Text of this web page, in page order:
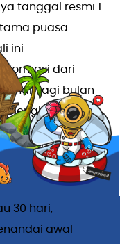
tanggal resmi 1
puasa
ini
dari
hari lagi bulan
selengkapnya!
bulan
Ramadhan
dan Syawwal,
30 hari,
awal